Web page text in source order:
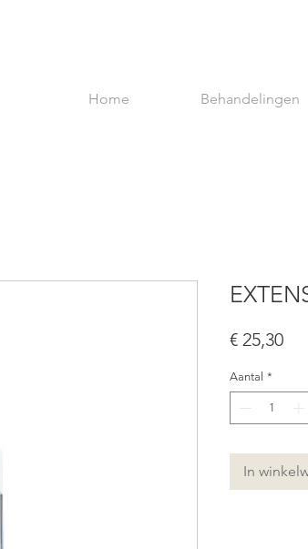
Home Behandelingen
€ 25,30Prijs
Aantal *
In